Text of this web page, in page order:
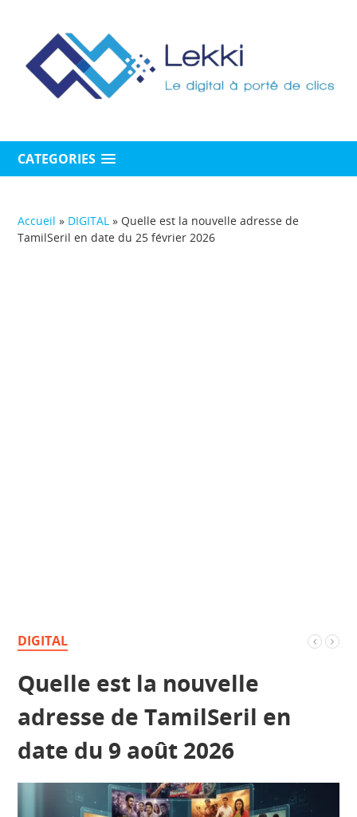
CATEGORIES
Accueil » DIGITAL » Quelle est la nouvelle adresse de
TamilSeril en date du 25 février 2026
DIGITAL
Quelle est la nouvelle
adresse de TamilSeril en
date du 9 août 2026